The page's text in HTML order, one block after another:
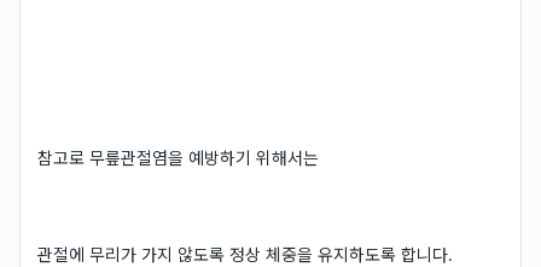
참고로 무릎관절염을 예방하기 위해서는
관절에 무리가 가지 않도록 정상 체중을 유지하도록 합니다.